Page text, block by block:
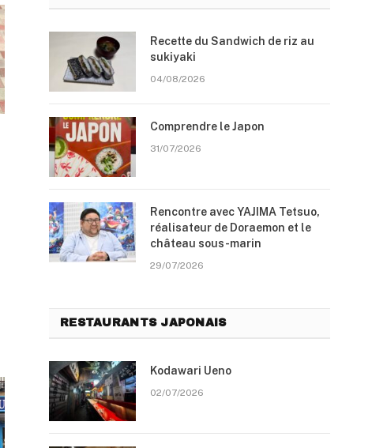
Recette du Sandwich de riz au
sukiyaki
04/08/2026
Comprendre le Japon
31/07/2026
Rencontre avec YAJIMA Tetsuo,
réalisateur de Doraemon et le
château sous-marin
29/07/2026
RESTAURANTS JAPONAIS
Kodawari Ueno
02/07/2026